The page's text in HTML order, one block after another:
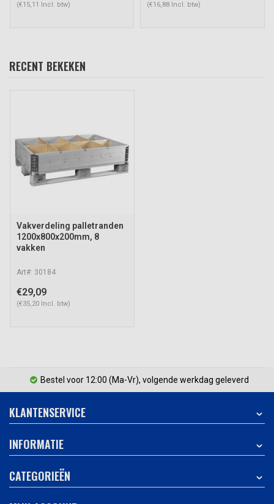
(€15,11 Incl. btw) (€16,88 Incl. btw)
RECENT BEKEKEN
Vakverdeling palletranden
1200x800x200mm, 8
vakken
Art#: 30184
€29,09
(€35,20 Incl. btw)
Bestel voor 12:00 (Ma-Vr), volgende werkdag geleverd
KLANTENSERVICE
INFORMATIE
CATEGORIEËN